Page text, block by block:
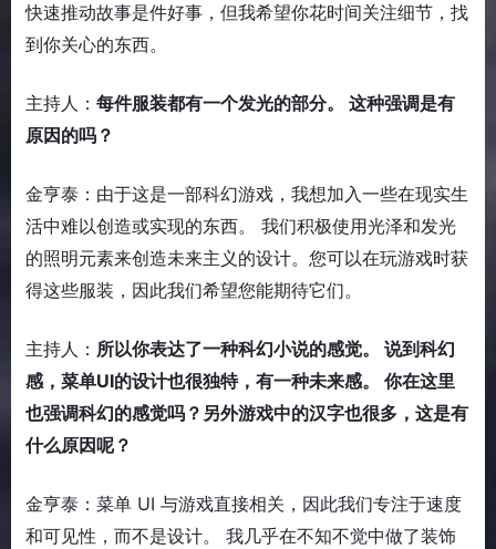
快速推动故事是件好事，但我希望你花时间关注细节，找
到你关心的东西。
主持人： 每件服装都有一个发光的部分。 这种强调是有
原因的吗？
金亨泰：由于这是一部科幻游戏，我想加入一些在现实生
活中难以创造或实现的东西。 我们积极使用光泽和发光
的照明元素来创造未来主义的设计。您可以在玩游戏时获
得这些服装，因此我们希望您能期待它们。
主持人： 所以你表达了一种科幻小说的感觉。 说到科幻
感，菜单UI的设计也很独特，有一种未来感。 你在这里
也强调科幻的感觉吗？另外游戏中的汉字也很多，这是有
什么原因呢？
金亨泰：菜单 UI 与游戏直接相关，因此我们专注于速度
和可见性，而不是设计。 我几乎在不知不觉中做了装饰